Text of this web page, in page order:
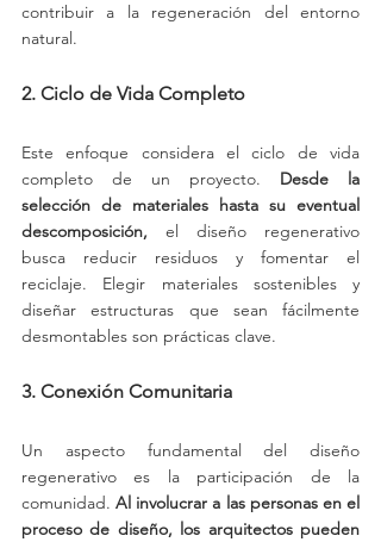
contribuir a la regeneración del entorno
natural.
2. Ciclo de Vida Completo
Este enfoque considera el ciclo de vida
completo de un proyecto. Desde la
selección de materiales hasta su eventual
descomposición, el diseño regenerativo
busca reducir residuos y fomentar el
reciclaje. Elegir materiales sostenibles y
diseñar estructuras que sean fácilmente
desmontables son prácticas clave.
3. Conexión Comunitaria
Un aspecto fundamental del diseño
regenerativo es la participación de la
comunidad. Al involucrar a las personas en el
proceso de diseño, los arquitectos pueden